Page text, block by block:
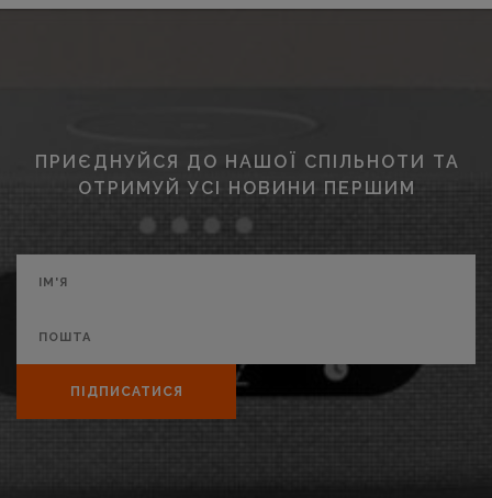
ПРИЄДНУЙСЯ ДО НАШОЇ СПІЛЬНОТИ ТА
ОТРИМУЙ УСІ НОВИНИ ПЕРШИМ
ПІДПИСАТИСЯ